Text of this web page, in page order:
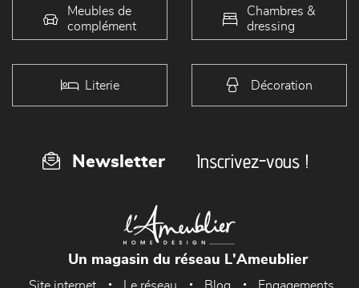
Meubles de
complément
Chambres &
dressing
Literie Décoration
Newsletter Inscrivez-vous !
Un magasin du réseau L'Ameublier